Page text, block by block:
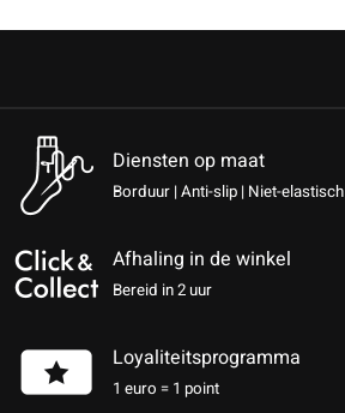
Diensten op maat
Borduur | Anti-slip | Niet-elastisch
Afhaling in de winkel
Bereid in 2 uur
Loyaliteitsprogramma
1 euro = 1 point